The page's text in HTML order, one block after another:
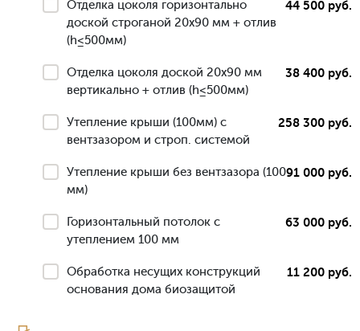
Отделка цоколя горизонтально
доской строганой 20х90 мм + отлив
(h≤500мм)
44 500 руб.
Отделка цоколя доской 20х90 мм
вертикально + отлив (h≤500мм)
38 400 руб.
Утепление крыши (100мм) с
вентзазором и строп. системой
258 300 руб.
Утепление крыши без вентзазора (100
мм)
91 000 руб.
Горизонтальный потолок с
утеплением 100 мм
63 000 руб.
Обработка несущих конструкций
основания дома биозащитой
11 200 руб.